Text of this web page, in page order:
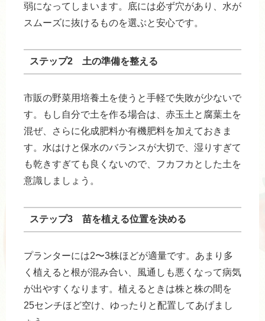
弱になってしまいます。底には必ず穴があり、水が
スムーズに抜けるものを選ぶと安心です。
ステップ2 土の準備を整える
市販の野菜用培養土を使うと手軽で失敗が少ないで
す。もし自分で土を作る場合は、赤玉土と腐葉土を
混ぜ、さらに化成肥料か有機肥料を加えておきま
す。水はけと保水のバランスが大切で、湿りすぎて
も乾きすぎても良くないので、フカフカとした土を
意識しましょう。
ステップ3 苗を植える位置を決める
プランターには2〜3株ほどが適量です。あまり多
く植えると根が混み合い、風通しも悪くなって病気
が出やすくなります。植えるときは株と株の間を
25センチほど空け、ゆったりと配置してあげまし